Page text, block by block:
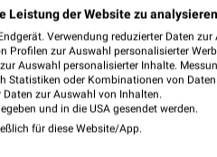
Leistung der Website zu
Verwendung reduzierter Daten
Profilen zur Auswahl personalisierter
Auswahl personalisierter Inhalte.
Statistiken oder Kombinationen von
zur Auswahl von Inhalten.
und in die USA gesendet werden.
für diese Website/App.